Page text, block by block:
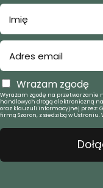
Wrażam zgodę
Wyrażam zgodę na przetwarzanie
handlowych drogą elektroniczną
oraz klauzuli informacyjnej przez:
firmą Szaron, z siedzibą w Ustroniu.